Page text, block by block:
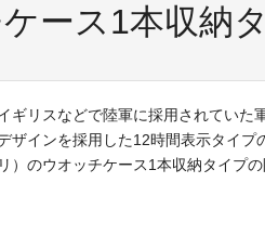
ース1本収納
ギリスなどで陸軍に採用されていた
ザインを採用した12時間表示タイプ
リ）のウオッチケース1本収納タイプ